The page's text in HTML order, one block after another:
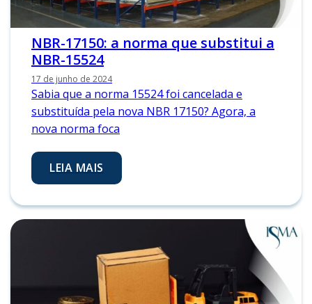
NBR-17150: a norma que substitui a
NBR-15524
17 de junho de 2024
Sabia que a norma 15524 foi cancelada e
substituída pela nova NBR 17150? Agora, a
nova norma foca
LEIA MAIS